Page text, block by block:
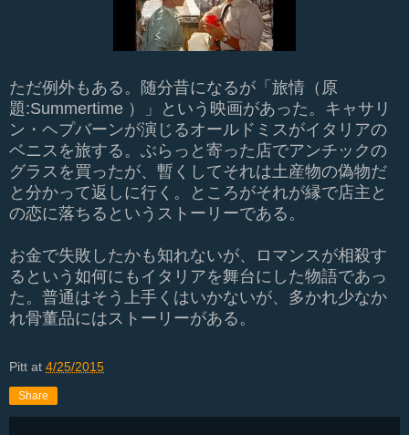
ただ例外もある。随分昔になるが「旅情（原
題:Summertime ）」という映画があった。キャサリ
ン・ヘプバーンが演じるオールドミスがイタリアの
ベニスを旅する。ぶらっと寄った店でアンチックの
グラスを買ったが、暫くしてそれは土産物の偽物だ
と分かって返しに行く。ところがそれが縁で店主と
の恋に落ちるというストーリーである。
お金で失敗したかも知れないが、ロマンスが相殺す
るという如何にもイタリアを舞台にした物語であっ
た。普通はそう上手くはいかないが、多かれ少なか
れ骨董品にはストーリーがある。
Pitt at 4/25/2015
Share